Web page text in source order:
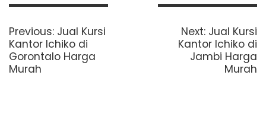
Post
Previous: Previous
post:
Jual Kursi
Kantor Ichiko di
Gorontalo Harga
Murah
Next: Next
post:
Jual Kursi
Kantor Ichiko di
Jambi Harga
Murah